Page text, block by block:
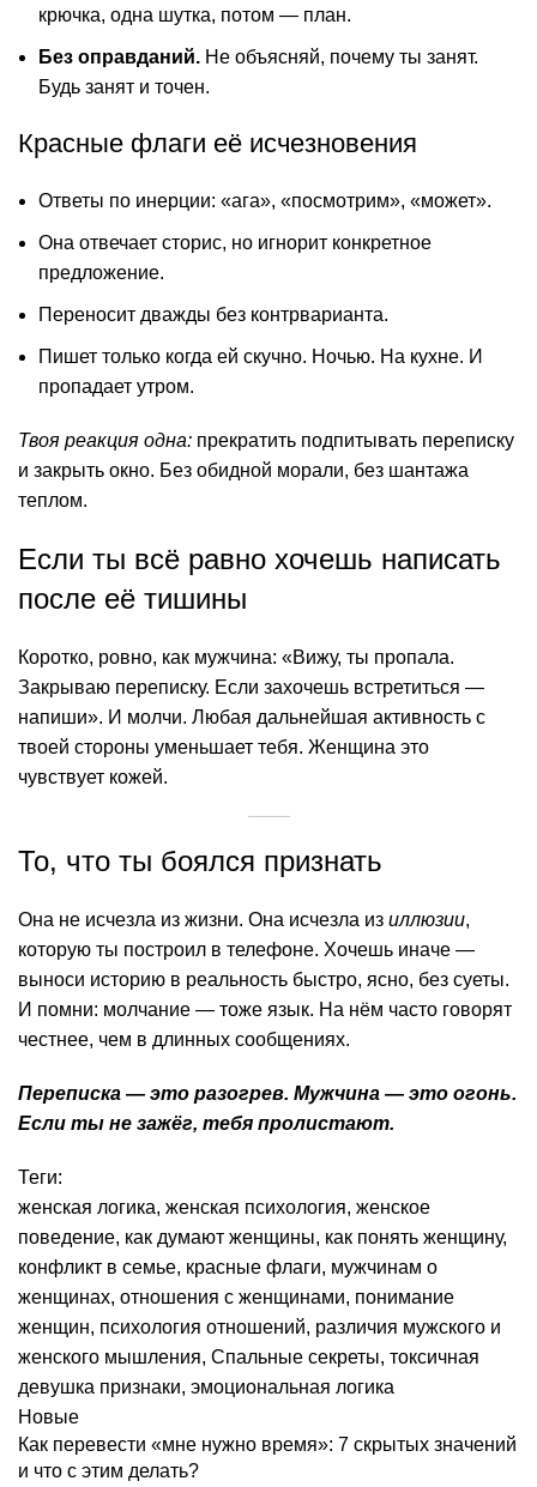
крючка, одна шутка, потом — план.
Без оправданий. Не объясняй, почему ты занят.
Будь занят и точен.
Красные флаги её исчезновения
Ответы по инерции: «ага», «посмотрим», «может».
Она отвечает сторис, но игнорит конкретное
предложение.
Переносит дважды без контрварианта.
Пишет только когда ей скучно. Ночью. На кухне. И
пропадает утром.
Твоя реакция одна: прекратить подпитывать переписку
и закрыть окно. Без обидной морали, без шантажа
теплом.
Если ты всё равно хочешь написать
после её тишины
Коротко, ровно, как мужчина: «Вижу, ты пропала.
Закрываю переписку. Если захочешь встретиться —
напиши». И молчи. Любая дальнейшая активность с
твоей стороны уменьшает тебя. Женщина это
чувствует кожей.
То, что ты боялся признать
Она не исчезла из жизни. Она исчезла из иллюзии,
которую ты построил в телефоне. Хочешь иначе —
выноси историю в реальность быстро, ясно, без суеты.
И помни: молчание — тоже язык. На нём часто говорят
честнее, чем в длинных сообщениях.
Переписка — это разогрев. Мужчина — это огонь.
Если ты не зажёг, тебя пролистают.
Теги:
женская логика, женская психология, женское
поведение, как думают женщины, как понять женщину,
конфликт в семье, красные флаги, мужчинам о
женщинах, отношения с женщинами, понимание
женщин, психология отношений, различия мужского и
женского мышления, Спальные секреты, токсичная
девушка признаки, эмоциональная логика
Новые
Как перевести «мне нужно время»: 7 скрытых значений
и что с этим делать?